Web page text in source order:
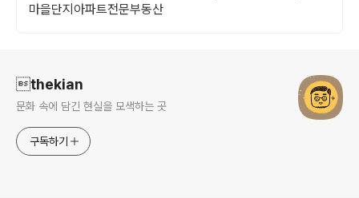
마을단지아파트전문부동산
thekian
문화 속에 담긴 현실을 모색하는 곳
구독하기